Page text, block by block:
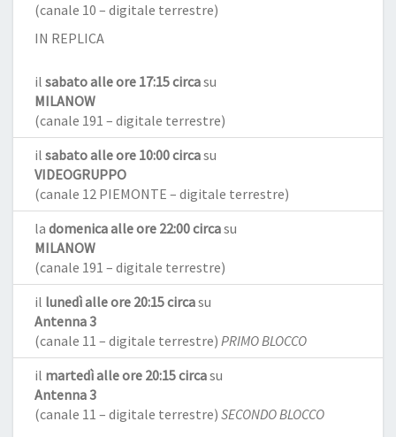
(canale 10 – digitale terrestre)
IN REPLICA
il sabato alle ore 17:15 circasu
MILANOW
(canale 191 – digitale terrestre)
il sabato alle ore 10:00 circasu
VIDEOGRUPPO
(canale 12 PIEMONTE – digitale terrestre)
la domenica alle ore 22:00 circasu
MILANOW
(canale 191 – digitale terrestre)
il lunedì alle ore 20:15 circasu
Antenna 3
(canale 11 – digitale terrestre) PRIMO BLOCCO
il martedì alle ore 20:15 circasu
Antenna 3
(canale 11 – digitale terrestre) SECONDO BLOCCO